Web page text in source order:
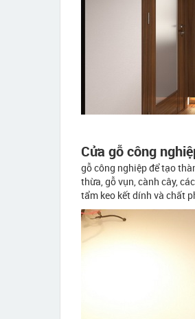
Cửa gỗ công
gỗ công nghiệp để tạo
thừa, gỗ vụn, cành cây,
tẩm keo kết dính và chất